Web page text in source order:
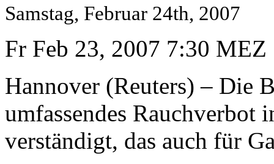
Samstag, Februar 24th, 2007
Fr Feb 23, 2007 7:30 MEZ
Hannover (Reuters) – Die
umfassendes Rauchverbot
verständigt, das auch für